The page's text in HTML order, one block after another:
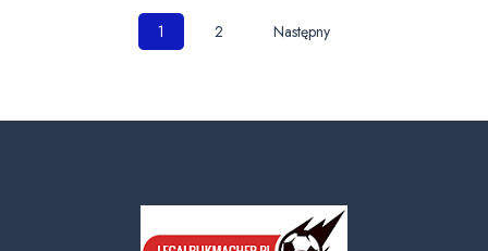
Nawigacja
1 2 Następny